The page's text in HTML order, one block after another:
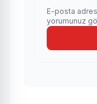
E-posta
yorumunuz